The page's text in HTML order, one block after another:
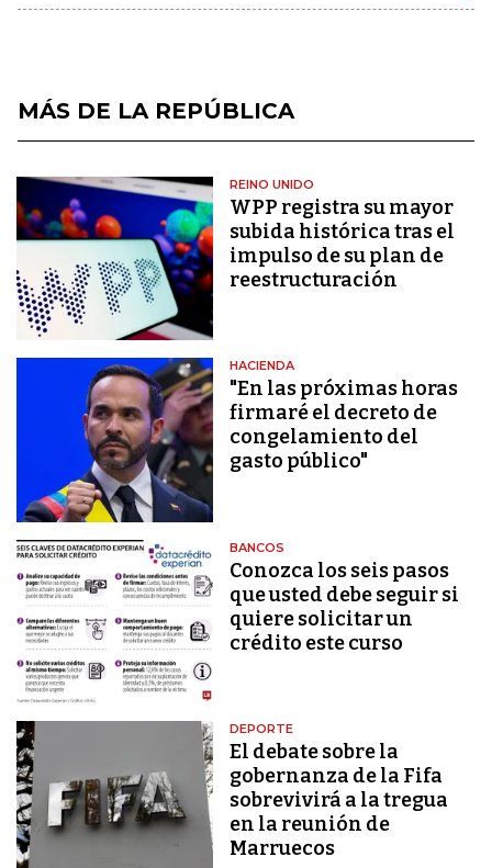
MÁS DE LA REPÚBLICA
REINO UNIDO
WPP registra su mayor
subida histórica tras el
impulso de su plan de
reestructuración
HACIENDA
"En las próximas horas
firmaré el decreto de
congelamiento del
gasto público"
BANCOS
Conozca los seis pasos
que usted debe seguir si
quiere solicitar un
crédito este curso
DEPORTE
El debate sobre la
gobernanza de la Fifa
sobrevivirá a la tregua
en la reunión de
Marruecos